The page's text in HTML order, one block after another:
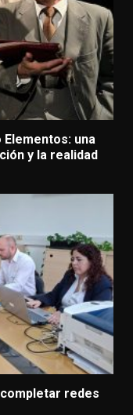
una
y la realidad
completar redes